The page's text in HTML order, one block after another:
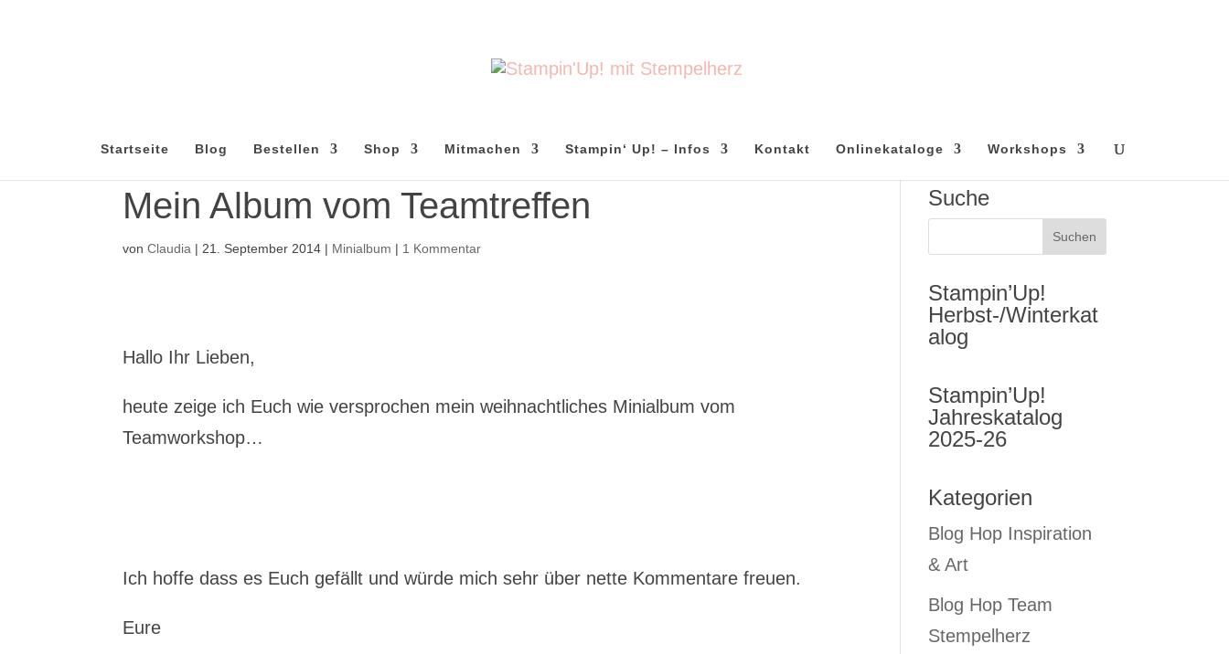
Startseite Blog Bestellen Shop Mitmachen Stampin‘ Up! – Infos Kontakt Onlinekataloge Workshops
Mein Album vom Teamtreffen
vonClaudia | 21. September 2014 | Minialbum | 1 Kommentar
Hallo Ihr Lieben,
heute zeige ich Euch wie versprochen mein weihnachtliches Minialbum vom
Teamworkshop…
Ich hoffe dass es Euch gefällt und würde mich sehr über nette Kommentare freuen.
Eure
Suche
Stampin’Up!
Herbst-/Winterkat
alog
Stampin’Up!
Jahreskatalog
2025-26
Kategorien
Blog Hop Inspiration
& Art
Blog Hop Team
Stempelherz